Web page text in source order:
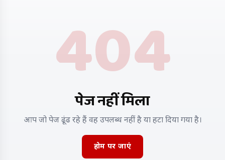
404
पेज नहीं मिला
आप जो पेज ढूंढ रहे हैं वह उपलब्ध नहीं है या हटा दिया गया है।
होम पर जाएं